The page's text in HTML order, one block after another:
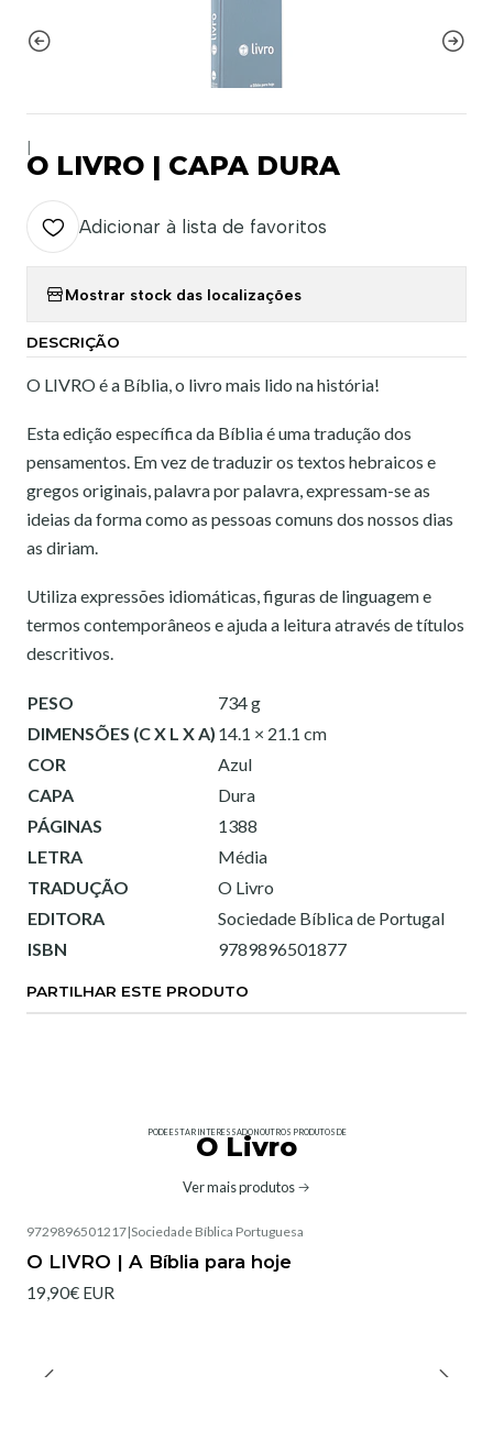
O LIVRO | CAPA DURA
Adicionar à lista de favoritos
Mostrar stock das localizações
DESCRIÇÃO
O LIVRO é a Bíblia, o livro mais lido na história!
Esta edição específica da Bíblia é uma tradução dos
pensamentos. Em vez de traduzir os textos hebraicos e
gregos originais, palavra por palavra, expressam-se as
ideias da forma como as pessoas comuns dos nossos dias
as diriam.
Utiliza expressões idiomáticas, figuras de linguagem e
termos contemporâneos e ajuda a leitura através de títulos
descritivos.
PESO
734 g
DIMENSÕES (C X L X A) 14.1 × 21.1 cm
COR
Azul
CAPA
Dura
PÁGINAS
1388
LETRA
Média
TRADUÇÃO
O Livro
EDITORA
Sociedade Bíblica de Portugal
ISBN
9789896501877
PARTILHAR ESTE PRODUTO
PODE ESTAR INTERESSADO NOUTROS PRODUTOS DE
O Livro
Ver mais produtos
9729896501217|Sociedade Bíblica Portuguesa
O LIVRO | A Bíblia para hoje
19,90€ EUR